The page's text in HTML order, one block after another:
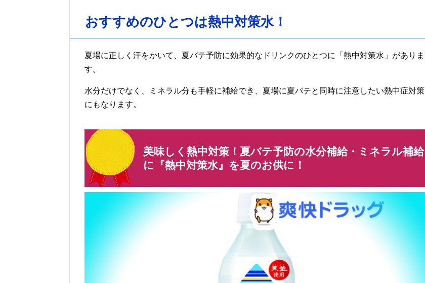
おすすめのひとつは熱中対策水！
夏場に正しく汗をかいて、夏バテ予防に効果的なドリンクのひとつに「熱中対策水」がありま
す。
水分だけでなく、ミネラル分も手軽に補給でき、夏場に夏バテと同時に注意したい熱中症対策
にもなります。
美味しく熱中対策！夏バテ予防の水分補給・ミネラル補給
に『熱中対策水』を夏のお供に！